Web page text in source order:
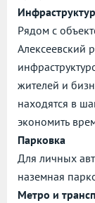
Рядом с
Алексеевский
жителей и
находятся в
экономить
Парковка
Для личных
наземная
Метро и